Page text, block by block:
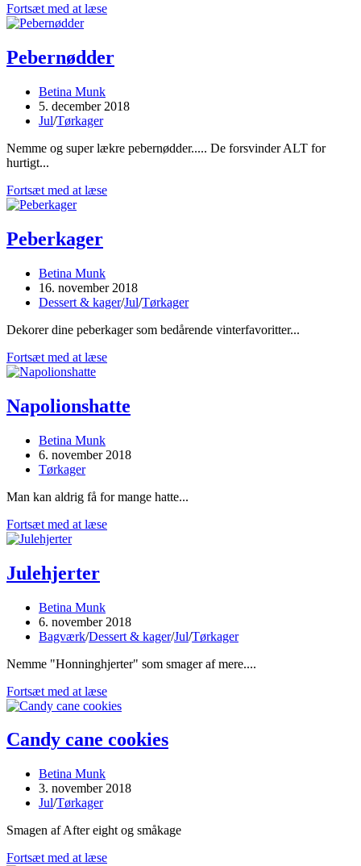
Fortsæt med at læseTrifli
Pebernødder
Post
author:
Betina Munk
Post
published:
5. december 2018
Post
Jul/Tørkager
Nemme og super lækre pebernødder..... De forsvinder ALT for
hurtigt...
Fortsæt med at læsePebernødder
Peberkager
Post
author:
Betina Munk
Post
published:
16. november 2018
Post
Dessert & kager/Jul/Tørkager
Dekorer dine peberkager som bedårende vinterfavoritter...
Fortsæt med at læsePeberkager
Napolionshatte
Post
author:
Betina Munk
Post
published:
6. november 2018
Post
Tørkager
Man kan aldrig få for mange hatte...
Fortsæt med at læseNapolionshatte
Julehjerter
Post
author:
Betina Munk
Post
published:
6. november 2018
Post
Bagværk/Dessert & kager/Jul/Tørkager
Nemme "Honninghjerter" som smager af mere....
Fortsæt med at læseJulehjerter
Candy cane cookies
Post
author:
Betina Munk
Post
published:
3. november 2018
Post
Jul/Tørkager
Smagen af After eight og småkage
Fortsæt med at læseCandy